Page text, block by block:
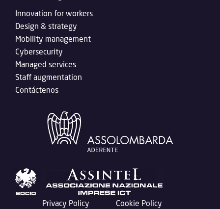
Innovation for workers
Design & strategy
Mobility management
Cybersecurity
Managed services
Staff augmentation
Contáctenos
Privacy Policy Cookie Policy